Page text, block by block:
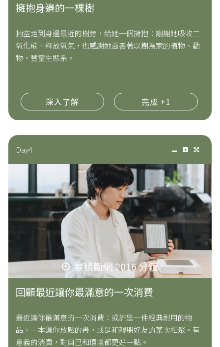
擁抱身邊的一棵樹
抽空走到身邊最近的樹旁，給她一個擁抱：謝謝她吸收二
氧化碳、釋放氧氣，也感謝她滋養著以樹為家的植物、動
物，豐富生態系。
深入了解 完成 +1
Day4
累積斷網 2016 分鐘
回顧最近讓你最滿意的一次消費
最近讓你最滿意的一次消費：或許是一件經典耐用的物
品、一本讓你放鬆的書，或是和親朋好友的某次相聚。有
意義的消費，對自己和環境都更好一點。